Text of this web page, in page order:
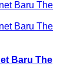
Baru The